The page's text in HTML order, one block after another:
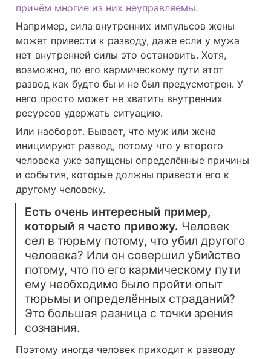
причём многие из них неуправляемы.
Например, сила внутренних импульсов жены
может привести к разводу, даже если у мужа
нет внутренней силы это остановить. Хотя,
возможно, по его кармическому пути этот
развод как будто бы и не был предусмотрен. У
него просто может не хватить внутренних
ресурсов удержать ситуацию.
Или наоборот. Бывает, что муж или жена
инициируют развод, потому что у второго
человека уже запущены определённые причины
и события, которые должны привести его к
другому человеку.
Есть очень интересный пример,
который я часто привожу. Человек
сел в тюрьму потому, что убил другого
человека? Или он совершил убийство
потому, что по его кармическому пути
ему необходимо было пройти опыт
тюрьмы и определённых страданий?
Это большая разница с точки зрения
сознания.
Поэтому иногда человек приходит к разводу